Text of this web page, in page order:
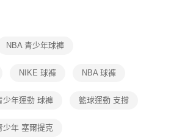
先享後付 」之結帳頁面顯示為準，若有關於
欲退款等相關疑問，請聯繫「AFTEE先享後付
support/home
限公司提供之「AFTEE先享後付」服務完成之交
公司。
徵得法定代理人或監護人之同意方可使用
NBA 青少年球褲
NIKE 球褲 NBA 球褲
少年運動 球褲 籃球運動 支撐
少年 塞爾提克